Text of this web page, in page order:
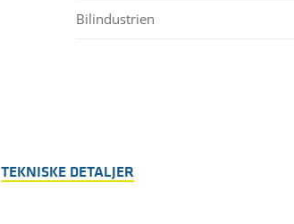
Bilindustrien
TEKNISKE DETALJER